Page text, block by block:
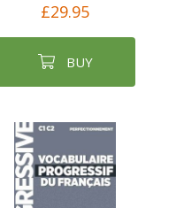
£29.95
BUY